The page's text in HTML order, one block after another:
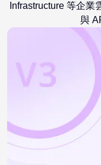
Infrastructure 等企
與